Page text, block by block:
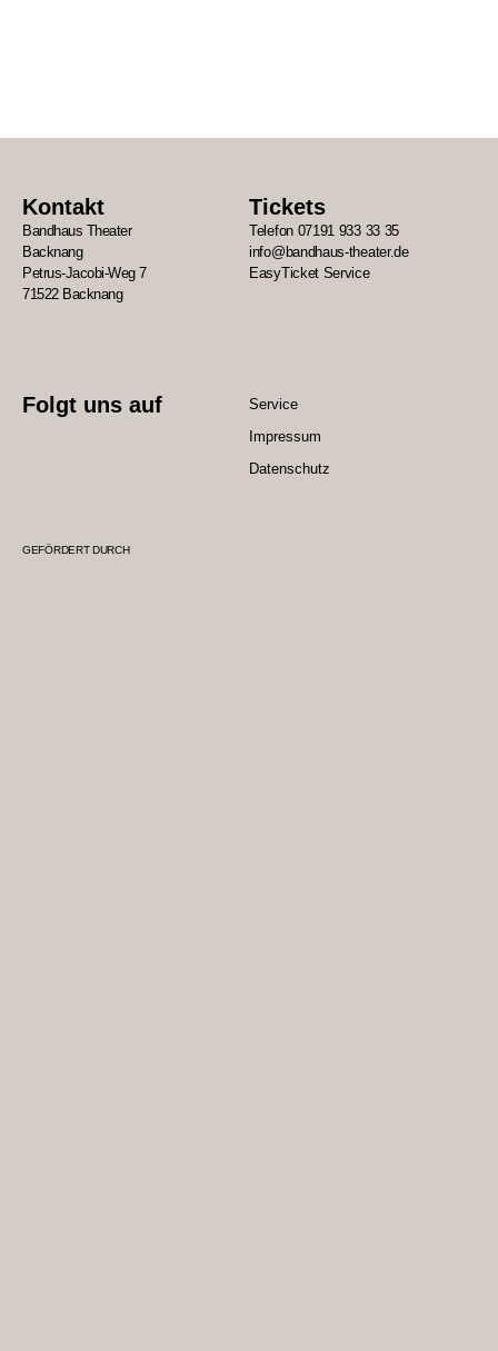
Kontakt
Bandhaus Theater
Backnang
Petrus-Jacobi-Weg 7
71522 Backnang
Tickets
Telefon 07191 933 33 35
info@bandhaus-theater.de
EasyTicket Service
Folgt uns auf
Service
Impressum
Datenschutz
GEFÖRDERT DURCH